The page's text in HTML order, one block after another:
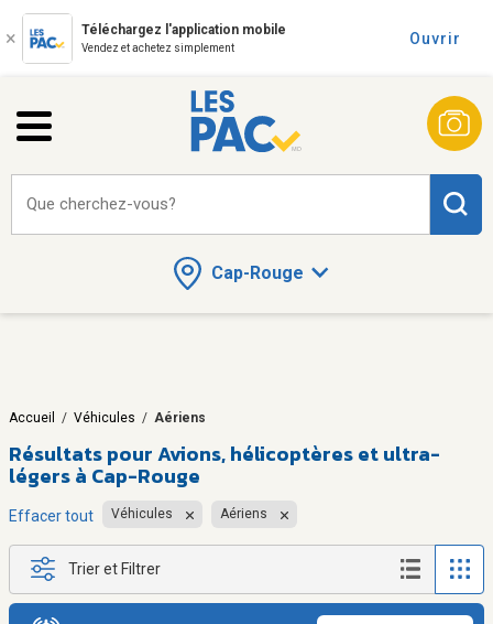
Téléchargez l'application mobile
Vendez et achetez simplement
Ouvrir
Cap-Rouge
Que cherchez-vous?
Accueil / Véhicules / Aériens
Résultats pourAvions, hélicoptères et ultra-
légers à Cap-Rouge
Effacer tout Véhicules Aériens
Trier et Filtrer